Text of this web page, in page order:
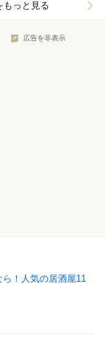
もっと見る
広告を非表示
！人気の居酒屋11